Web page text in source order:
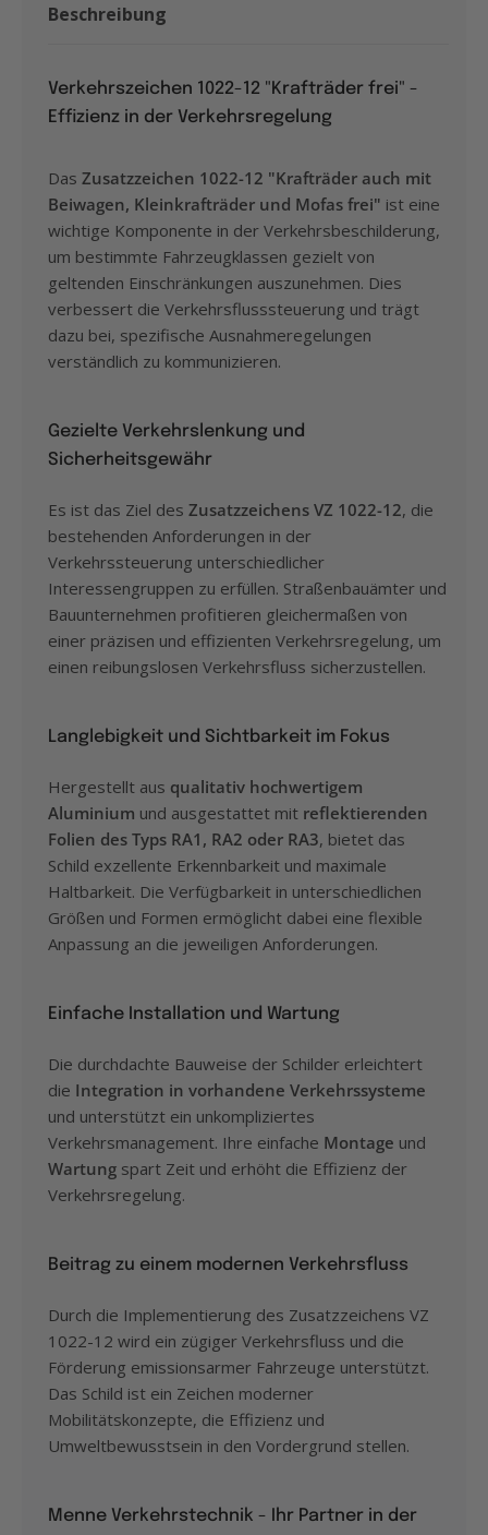
Beschreibung
Verkehrszeichen 1022-12 "Krafträder frei" -
Effizienz in der Verkehrsregelung
Das Zusatzzeichen 1022-12 "Krafträder auch mit
Beiwagen, Kleinkrafträder und Mofas frei" ist eine
wichtige Komponente in der Verkehrsbeschilderung,
um bestimmte Fahrzeugklassen gezielt von
geltenden Einschränkungen auszunehmen. Dies
verbessert die Verkehrsflusssteuerung und trägt
dazu bei, spezifische Ausnahmeregelungen
verständlich zu kommunizieren.
Gezielte Verkehrslenkung und
Sicherheitsgewähr
Es ist das Ziel des Zusatzzeichens VZ 1022-12, die
bestehenden Anforderungen in der
Verkehrssteuerung unterschiedlicher
Interessengruppen zu erfüllen. Straßenbauämter und
Bauunternehmen profitieren gleichermaßen von
einer präzisen und effizienten Verkehrsregelung, um
einen reibungslosen Verkehrsfluss sicherzustellen.
Langlebigkeit und Sichtbarkeit im Fokus
Hergestellt aus qualitativ hochwertigem
Aluminium und ausgestattet mit reflektierenden
Folien des Typs RA1, RA2 oder RA3, bietet das
Schild exzellente Erkennbarkeit und maximale
Haltbarkeit. Die Verfügbarkeit in unterschiedlichen
Größen und Formen ermöglicht dabei eine flexible
Anpassung an die jeweiligen Anforderungen.
Einfache Installation und Wartung
Die durchdachte Bauweise der Schilder erleichtert
die Integration in vorhandene Verkehrssysteme
und unterstützt ein unkompliziertes
Verkehrsmanagement. Ihre einfache Montage und
Wartung spart Zeit und erhöht die Effizienz der
Verkehrsregelung.
Beitrag zu einem modernen Verkehrsfluss
Durch die Implementierung des Zusatzzeichens VZ
1022-12 wird ein zügiger Verkehrsfluss und die
Förderung emissionsarmer Fahrzeuge unterstützt.
Das Schild ist ein Zeichen moderner
Mobilitätskonzepte, die Effizienz und
Umweltbewusstsein in den Vordergrund stellen.
Menne Verkehrstechnik - Ihr Partner in der